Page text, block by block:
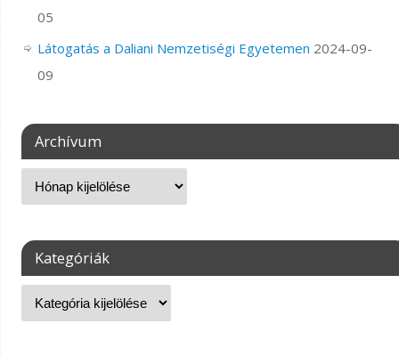
05
Látogatás a Daliani Nemzetiségi Egyetemen 2024-09-
09
Archívum
Kategóriák